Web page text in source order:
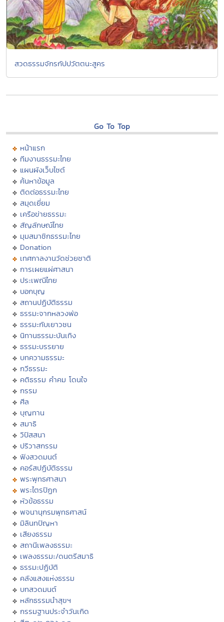
สวดธรรมจักรกัปปวัตตนะสูคร
Go To Top
หน้าแรก
ทีมงานธรรมะไทย
แผนผังเว็บไซต์
ค้นหาข้อมูล
ติดต่อธรรมะไทย
สมุดเยี่ยม
เครือข่ายธรรมะ
สัญลักษณ์ไทย
มุมสมาชิกธรรมะไทย
Donation
เทศกาลงานวัดช่วยชาติ
การเผยแผ่ศาสนา
ประเพณีไทย
บอกบุญ
สถานปฏิบัติธรรม
ธรรมะจากหลวงพ่อ
ธรรมะกับเยาวชน
นิทานธรรมะบันเทิง
ธรรมะบรรยาย
บทความธรรมะ
กวีธรรมะ
คติธรรม คำคม โดนใจ
กรรม
ศีล
บุญทาน
สมาธิ
วิปัสสนา
ปริวาสกรรม
ฟังสวดมนต์
คอร์สปฏิบัติธรรม
พระพุทธศาสนา
พระไตรปิฏก
หัวข้อธรรม
พจนานุกรมพุทธศาสน์
มิลินทปัญหา
เสียงธรรม
สถานีเพลงธรรมะ
เพลงธรรมะ/ดนตรีสมาธิ
ธรรมะปฏิบัติ
คลังแสงแห่งธรรม
บทสวดมนต์
หลักธรรมนำสุขฯ
กรรมฐานประจำวันเกิด